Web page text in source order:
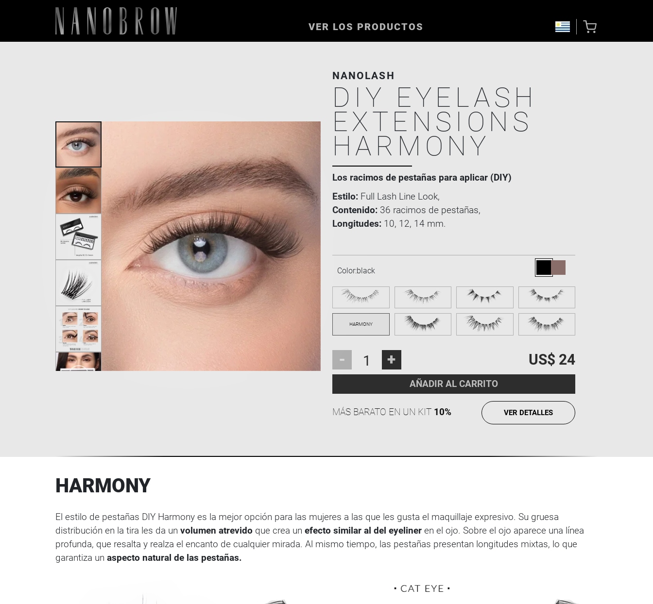
VER LOS PRODUCTOS
NANOLASH
DIY EYELASH
EXTENSIONS
HARMONY
Los racimos de pestañas para aplicar (DIY)
Estilo: Full Lash Line Look,
Contenido: 36 racimos de pestañas,
Longitudes: 10, 12, 14 mm.
Color:black
- + US$ 24
AÑADIR AL CARRITO
MÁS BARATO EN UN KIT 10% VER DETALLES
HARMONY
El estilo de pestañas DIY Harmony es la mejor opción para las mujeres a las que les gusta el maquillaje expresivo. Su gruesa
distribución en la tira les da un volumen atrevido que crea un efecto similar al del eyeliner en el ojo. Sobre el ojo aparece una línea
profunda, que resalta y realza el encanto de cualquier mirada. Al mismo tiempo, las pestañas presentan longitudes mixtas, lo que
garantiza un aspecto natural de las pestañas.